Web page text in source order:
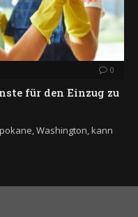
0
für den Einzug zu
Washington, kann